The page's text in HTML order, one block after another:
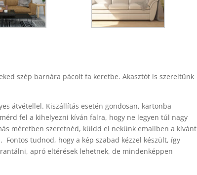
szép barnára pácolt fa keretbe. Akasztót is szereltünk
átvétellel. Kiszállítás esetén gondosan, kartonba
fel a kihelyezni kíván falra, hogy ne legyen túl nagy
méretben szeretnéd, küldd el nekünk emailben a kívánt
tudnod, hogy a kép szabad kézzel készült, így
apró eltérések lehetnek, de mindenképpen